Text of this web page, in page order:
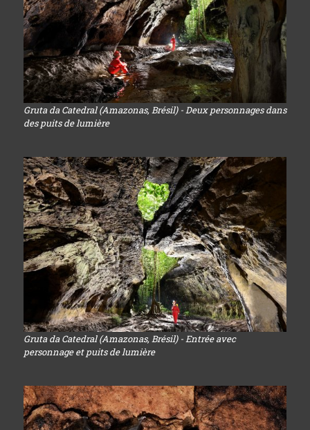
Gruta da Catedral (Amazonas, Brésil) - Deux personnages dans
des puits de lumière
Gruta da Catedral (Amazonas, Brésil) - Entrée avec
personnage et puits de lumière